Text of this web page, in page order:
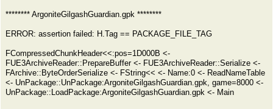
******** ArgoniteGilgashGuardian.gpk ********
ERROR: assertion failed: H.Tag == PACKAGE_FILE_TAG
FCompressedChunkHeader<<:pos=1D000B <-
FUE3ArchiveReader::PrepareBuffer <- FUE3ArchiveReader::Serialize <-
FArchive::ByteOrderSerialize <- FString<< <- Name:0 <- ReadNameTable
<- UnPackage::UnPackage:ArgoniteGilgashGuardian.gpk, game=8000 <-
UnPackage::LoadPackage:ArgoniteGilgashGuardian.gpk <- Main